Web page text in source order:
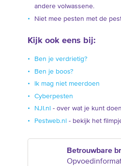
andere volwassene.
Niet mee pesten met de
Kijk ook eens bij:
Ben je verdrietig?
Ben je boos?
Ik mag niet meerdoen
Cyberpesten
NJI.nl - over wat je kunt
Pestweb.nl - bekijk het
Betrouwbare